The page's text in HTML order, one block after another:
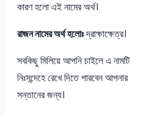
কারণ হলো এই নামের অর্থ।
রাজন নামের অর্থ হলোঃদ্রাক্ষাক্ষেত্র।
সবকিছু মিলিয়ে আপনি চাইলে এ নামটি
নিঃসন্দেহে রেখে দিতে পারবেন আপনার
সন্তানের জন্য।